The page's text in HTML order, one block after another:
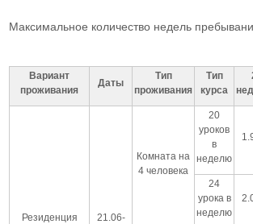
Максимальное количество недель
Вариант
проживания
Даты
Тип
проживания
Тип
курса
Резиденция
21.06-
Комната на
4 человека
20
уроков
в
неделю
24
урока в
неделю